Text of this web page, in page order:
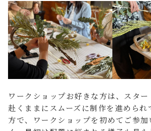
ワークショップお好きな方は、スタ
赴くままにスムーズに制作を進められ
方で、ワークショップを初めてご参